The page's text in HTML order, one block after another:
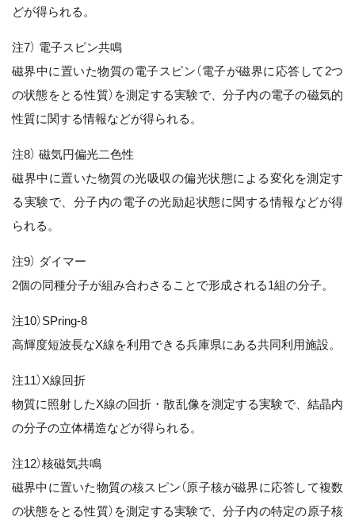
どが得られる。
注7） 電子スピン共鳴
磁界中に置いた物質の電子スピン（電子が磁界に応答して2つ
の状態をとる性質）を測定する実験で、分子内の電子の磁気的
性質に関する情報などが得られる。
注8） 磁気円偏光二色性
磁界中に置いた物質の光吸収の偏光状態による変化を測定す
る実験で、分子内の電子の光励起状態に関する情報などが得
られる。
注9） ダイマー
2個の同種分子が組み合わさることで形成される1組の分子。
注10）SPring-8
高輝度短波長なX線を利用できる兵庫県にある共同利用施設。
注11）X線回折
物質に照射したX線の回折・散乱像を測定する実験で、結晶内
の分子の立体構造などが得られる。
注12）核磁気共鳴
磁界中に置いた物質の核スピン（原子核が磁界に応答して複数
の状態をとる性質）を測定する実験で、分子内の特定の原子核